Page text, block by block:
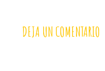
DEJA UN COMENTARIO